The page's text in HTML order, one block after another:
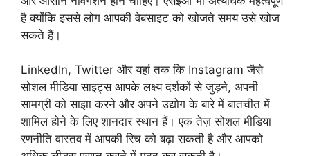
है क्योंकि इससे लोग आपकी वेबसाइट को खोजते समय उसे खोज
सकते हैं।
LinkedIn, Twitter और यहां तक कि Instagram जैसे
सोशल मीडिया साइट्स आपके लक्ष्य दर्शकों से जुड़ने, अपनी
सामग्री को साझा करने और अपने उद्योग के बारे में बातचीत में
शामिल होने के लिए शानदार स्थान हैं। एक तेज़ सोशल मीडिया
रणनीति वास्तव में आपकी रिच को बढ़ा सकती है और आपको